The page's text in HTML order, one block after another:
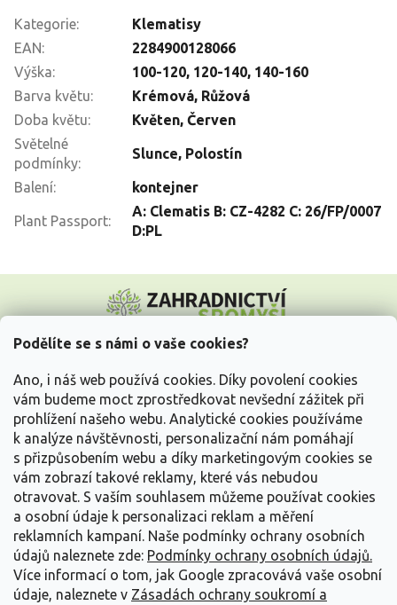
Podělíte se s námi o vaše cookies?
Ano, i náš web používá cookies. Díky povolení cookies
vám budeme moct zprostředkovat nevšední zážitek při
prohlížení našeho webu. Analytické cookies používáme
k analýze návštěvnosti, personalizační nám pomáhají
s přizpůsobením webu a díky marketingovým cookies se
vám zobrazí takové reklamy, které vás nebudou
otravovat. S vaším souhlasem můžeme používat cookies
a osobní údaje k personalizaci reklam a měření
reklamních kampaní. Naše podmínky ochrany osobních
údajů naleznete zde: Podmínky ochrany osobních údajů.
Více informací o tom, jak Google zpracovává vaše osobní
údaje, naleznete v Zásadách ochrany soukromí a
Kategorie:
Klematisy
EAN:
2284900128066
Výška: 100-120, 120-140, 140-160
Barva květu: Krémová, Růžová
Doba květu: Květen, Červen
Světelné
podmínky:
Slunce, Polostín
Balení: kontejner
Plant Passport:
A: Clematis B: CZ-4282 C: 26/FP/0007
D:PL
p
Vše o nákupu
Informace pro Vás
Kontakujte nás